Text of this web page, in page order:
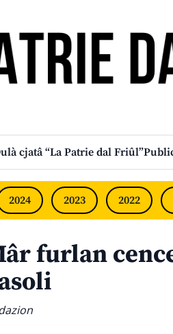
cjatâ “La Patrie dal Friûl”
2024 2023 2022
furlan